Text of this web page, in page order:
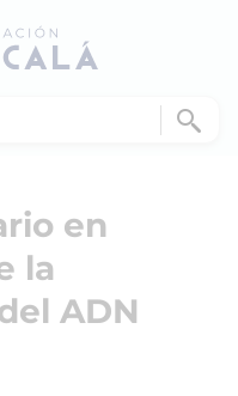
en
la
ADN